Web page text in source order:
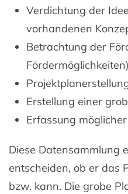
Verdichtung der
vorhandenen
Betrachtung der
Fördermöglichkeiten)
Erstellung einer
Erfassung
Diese Datensammlung
entscheiden, ob er das
bzw. kann. Die grobe